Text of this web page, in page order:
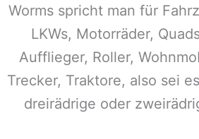
Worms spricht man für
LKWs, Motorräder,
Aufflieger, Roller,
Trecker, Traktore, also sei
dreirädrige oder